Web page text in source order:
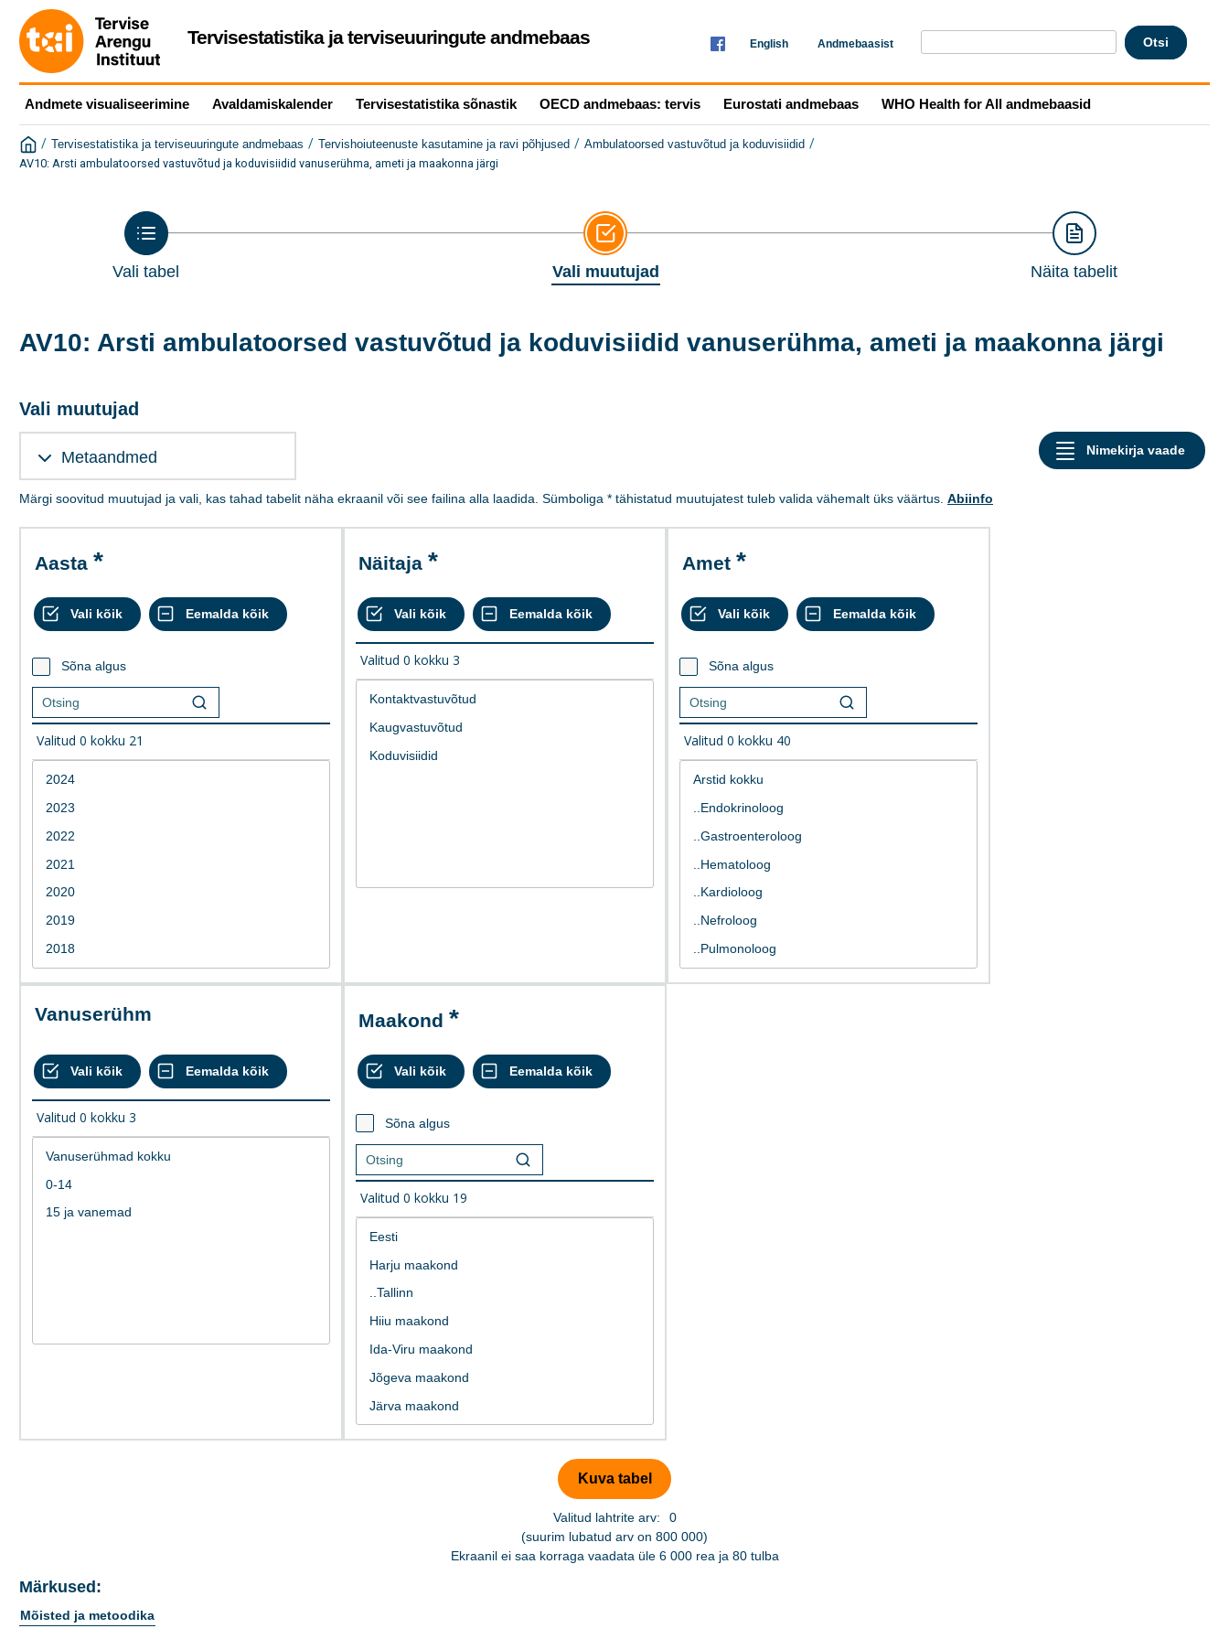
Tervisestatistika ja terviseuuringute andmebaas English Andmebaasist
Andmete visualiseerimine Avaldamiskalender Tervisestatistika sõnastik OECD andmebaas: tervis Eurostati andmebaas WHO Health for All andmebaasid
/ Tervisestatistika ja terviseuuringute andmebaas / Tervishoiuteenuste kasutamine ja ravi põhjused / Ambulatoorsed vastuvõtud ja koduvisiidid /
AV10: Arsti ambulatoorsed vastuvõtud ja koduvisiidid vanuserühma, ameti ja maakonna järgi
Vali tabel Vali muutujad Näita tabelit
AV10: Arsti ambulatoorsed vastuvõtud ja koduvisiidid vanuserühma, ameti ja maakonna järgi
Vali muutujad
Metaandmed
Märgi soovitud muutujad ja vali, kas tahad tabelit näha ekraanil või see failina alla laadida. Sümboliga * tähistatud muutujatest tuleb valida vähemalt üks väärtus. Abiinfo
Aasta
Sõna algus
Valitud 0 kokku 21
Näitaja
Valitud 0 kokku 3
Amet
Sõna algus
Valitud 0 kokku 40
Vanuserühm
Valitud 0 kokku 3
Maakond
Sõna algus
Valitud 0 kokku 19
Valitud lahtrite arv:
0
(suurim lubatud arv on 800 000)
Ekraanil ei saa korraga vaadata üle 6 000 rea ja 80 tulba
Märkused:
Mõisted ja metoodika